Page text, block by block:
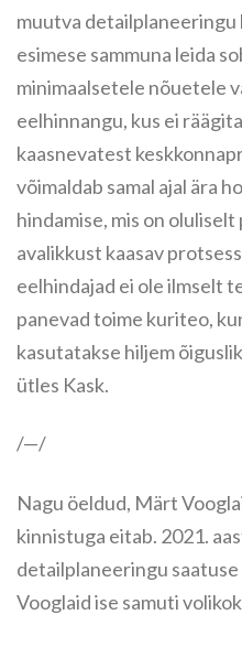
muutva detailplaneeringu
esimese sammuna leida
minimaalsetele nõuetele
eelhinnangu, kus ei
kaasnevatest
võimaldab samal ajal ära
hindamise, mis on
avalikkust kaasav
eelhindajad ei ole ilmselt
panevad toime kuriteo,
kasutatakse hiljem
ütles Kask.
/—/
Nagu öeldud, Märt
kinnistuga eitab. 2021.
detailplaneeringu
Vooglaid ise samuti